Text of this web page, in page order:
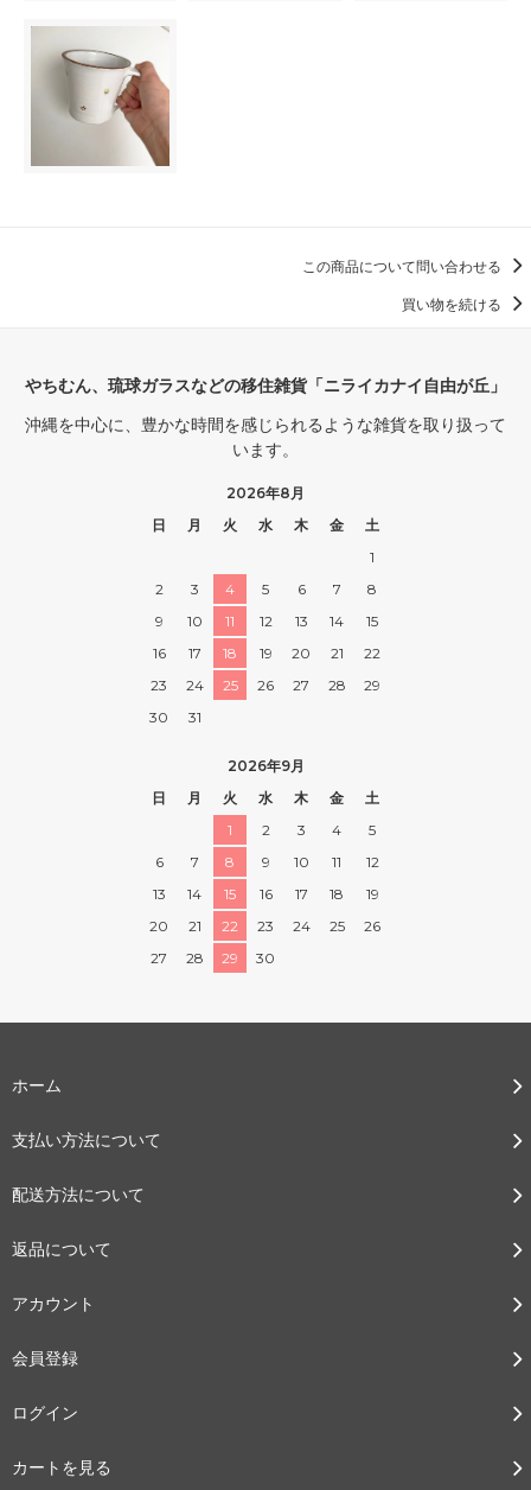
この商品について問い合わせる
買い物を続ける
やちむん、琉球ガラスなどの移住雑貨「ニライカナイ自由が丘」
沖縄を中心に、豊かな時間を感じられるような雑貨を取り扱って
います。
2026年8月
日
月 火 水 木 金
土
1
2
3 4 5 6 7
8
9
10 11 12 13 14
15
16
17 18 19 20 21
22
23
24 25 26 27 28
29
30
31
2026年9月
日
月 火 水 木 金
土
1
2 3 4
5
6
7 8 9 10 11
12
13
14 15 16 17 18
19
20
21 22 23 24 25
26
27
28 29 30
ホーム
支払い方法について
配送方法について
返品について
アカウント
会員登録
ログイン
カートを見る